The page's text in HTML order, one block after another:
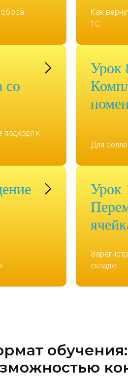
сбора
Как
1С
со
подходя к
Урок
Для
Урок
складе